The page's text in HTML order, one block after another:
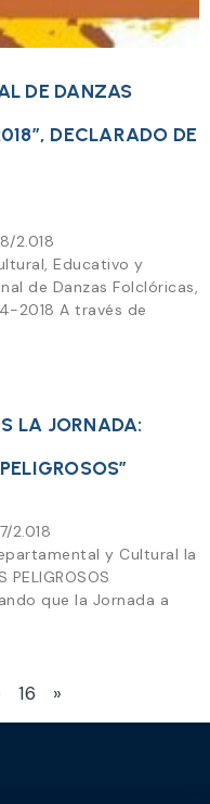
DE DANZAS
DECLARADO DE
2.018
Educativo y
de Danzas Folclóricas,
2018 A través de
LA JORNADA:
2.018
y Cultural la
PELIGROSOS
que la Jornada a
16 »